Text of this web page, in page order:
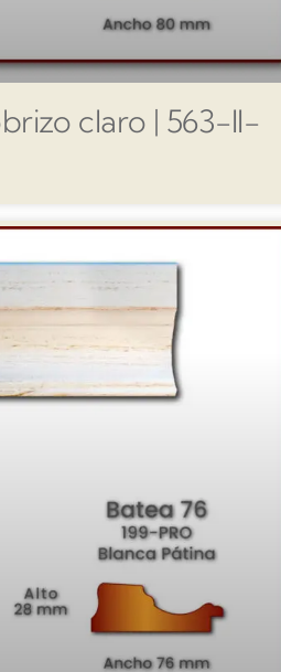
claro | 563-II-